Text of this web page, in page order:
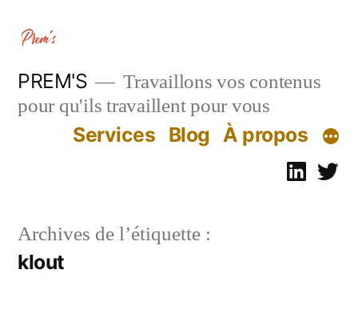
contenu
PREM'S
Travaillons vos contenus
pour qu'ils travaillent pour vous
Services Blog À propos
Archives de l’étiquette :
klout